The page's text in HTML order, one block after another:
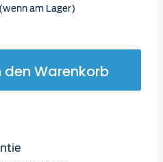
am Lager)
den Warenkorb